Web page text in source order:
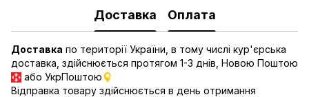
Доставка Оплата
Доставка по території України, в тому числі кур'єрська
доставка, здійснюється протягом 1-3 днів, Новою Поштою
або УкрПоштою
Відправка товару здійснюється в день отримання